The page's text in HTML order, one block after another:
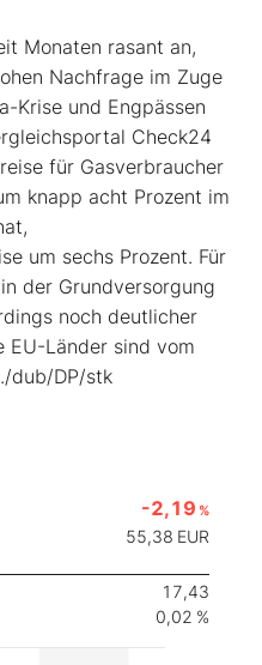
Monaten rasant an,
Nachfrage im Zuge
Krise und Engpässen
Check24
für Gasverbraucher
knapp acht Prozent im
um sechs Prozent. Für
der Grundversorgung
noch deutlicher
EU-Länder sind vom
dub/DP/stk
-2,19 %
55,38 EUR
17,43
0,02 %